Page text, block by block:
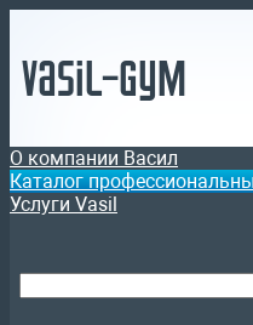
Vasil-Gym
О компании Васил
Каталог
Услуги Vasil